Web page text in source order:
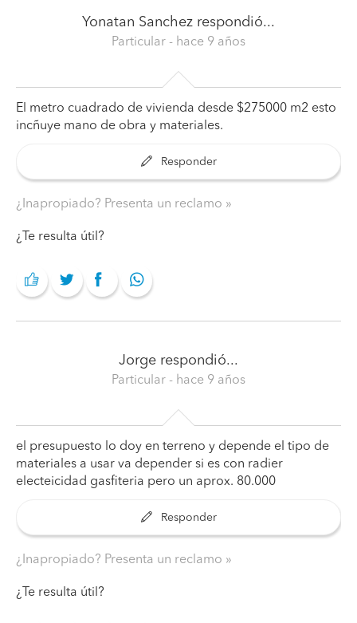
Yonatan Sanchez respondió...
Particular - hace 9 años
El metro cuadrado de vivienda desde $275000 m2 esto
incñuye mano de obra y materiales.
Responder
¿Inapropiado? Presenta un reclamo
¿Te resulta útil?
Jorge respondió...
Particular - hace 9 años
el presupuesto lo doy en terreno y depende el tipo de
materiales a usar va depender si es con radier
electeicidad gasfiteria pero un aprox. 80.000
Responder
¿Inapropiado? Presenta un reclamo
¿Te resulta útil?